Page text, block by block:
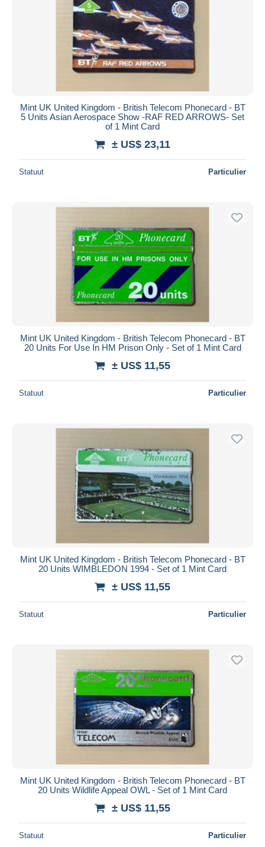
Mint UK United Kingdom - British Telecom Phonecard - BT
5 Units Asian Aerospace Show -RAF RED ARROWS- Set
of 1 Mint Card
± US$ 23,11
Statuut Particulier
Mint UK United Kingdom - British Telecom Phonecard - BT
20 Units For Use In HM Prison Only - Set of 1 Mint Card
± US$ 11,55
Statuut Particulier
Mint UK United Kingdom - British Telecom Phonecard - BT
20 Units WIMBLEDON 1994 - Set of 1 Mint Card
± US$ 11,55
Statuut Particulier
Mint UK United Kingdom - British Telecom Phonecard - BT
20 Units Wildlife Appeal OWL - Set of 1 Mint Card
± US$ 11,55
Statuut Particulier